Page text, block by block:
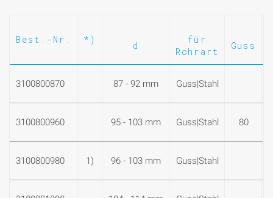
Best.-Nr. *)
d
für
Rohrart
Guss
3100800870 87 - 92 mm Guss|Stahl
3100800960 95 - 103 mm Guss|Stahl 80
3100800980 1) 96 - 103 mm Guss|Stahl